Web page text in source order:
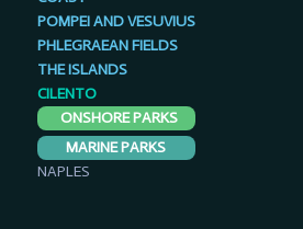
POMPEI AND VESUVIUS
PHLEGRAEAN FIELDS
THE ISLANDS
CILENTO
ONSHORE PARKS
MARINE PARKS
NAPLES